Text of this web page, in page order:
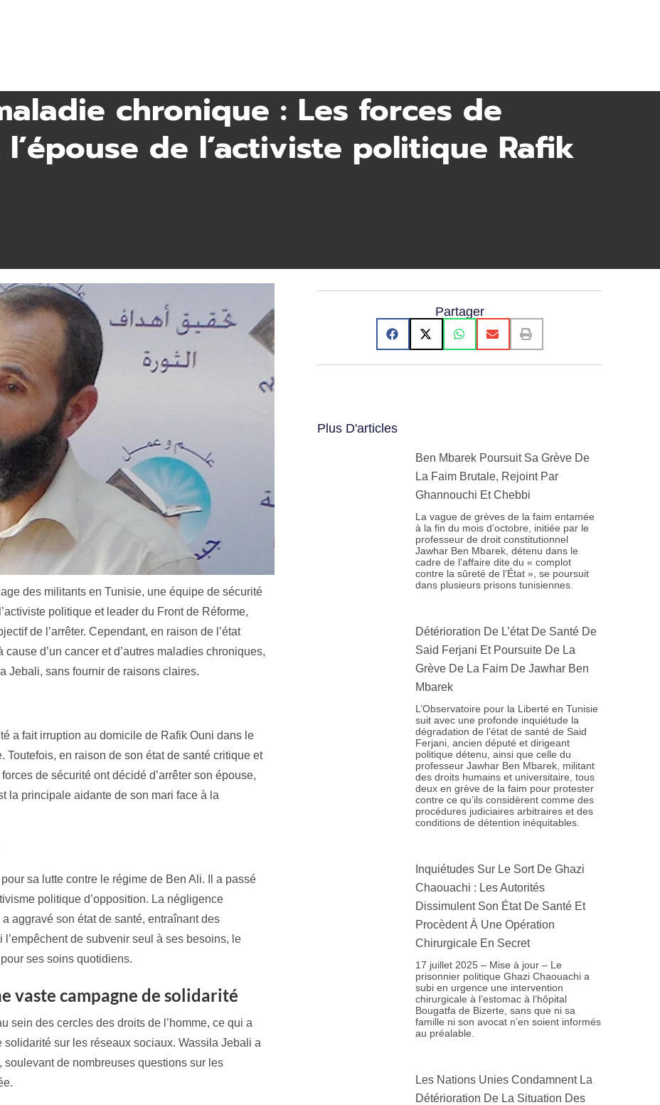
chronique : Les forces de
de l’activiste politique Rafik
des militants en Tunisie, une équipe de sécurité
politique et leader du Front de Réforme,
de l’arrêter. Cependant, en raison de l’état
d’un cancer et d’autres maladies chroniques,
Jebali, sans fournir de raisons claires.
a fait irruption au domicile de Rafik Ouni dans le
Toutefois, en raison de son état de santé critique et
de sécurité ont décidé d’arrêter son épouse,
la principale aidante de son mari face à la
sa lutte contre le régime de Ben Ali. Il a passé
politique d’opposition. La négligence
aggravé son état de santé, entraînant des
de subvenir seul à ses besoins, le
ses soins quotidiens.
vaste campagne de solidarité
sein des cercles des droits de l’homme, ce qui a
sur les réseaux sociaux. Wassila Jebali a
de nombreuses questions sur les
Partager
Plus D'articles
Ben Mbarek Poursuit Sa Grève De
La Faim Brutale, Rejoint Par
Ghannouchi Et Chebbi
La vague de grèves de la faim entamée
à la fin du mois d’octobre, initiée par le
professeur de droit constitutionnel
Jawhar Ben Mbarek, détenu dans le
cadre de l’affaire dite du « complot
contre la sûreté de l’État », se poursuit
dans plusieurs prisons tunisiennes.
Détérioration De L’état De Santé De
Said Ferjani Et Poursuite De La
Grève De La Faim De Jawhar Ben
Mbarek
L’Observatoire pour la Liberté en Tunisie
suit avec une profonde inquiétude la
dégradation de l’état de santé de Said
Ferjani, ancien député et dirigeant
politique détenu, ainsi que celle du
professeur Jawhar Ben Mbarek, militant
des droits humains et universitaire, tous
deux en grève de la faim pour protester
contre ce qu’ils considèrent comme des
procédures judiciaires arbitraires et des
conditions de détention inéquitables.
Inquiétudes Sur Le Sort De Ghazi
Chaouachi : Les Autorités
Dissimulent Son État De Santé Et
Procèdent À Une Opération
Chirurgicale En Secret
17 juillet 2025 – Mise à jour – Le
prisonnier politique Ghazi Chaouachi a
subi en urgence une intervention
chirurgicale à l’estomac à l’hôpital
Bougatfa de Bizerte, sans que ni sa
famille ni son avocat n’en soient informés
au préalable.
Les Nations Unies Condamnent La
Détérioration De La Situation Des